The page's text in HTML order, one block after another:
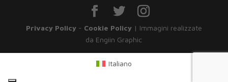
Privacy Policy- Cookie Policy| Immagini realizzate
da Engiin Graphic
Italiano